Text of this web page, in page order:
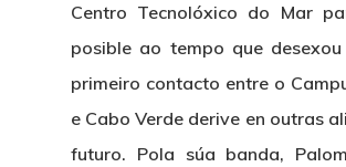
Centro Tecnolóxico do Mar
posible ao tempo que
primeiro contacto entre o
e Cabo Verde derive en outras
futuro. Pola súa banda,